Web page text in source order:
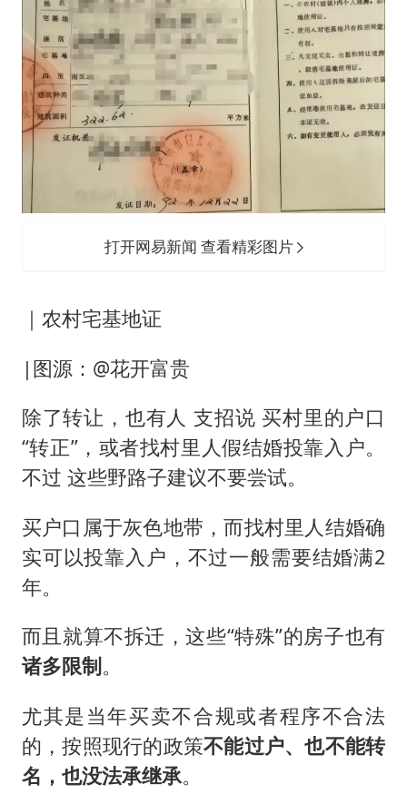
打开网易新闻 查看精彩图片
｜农村宅基地证
|图源：@花开富贵
除了转让，也有人 支招说 买村里的户口
“转正”，或者找村里人假结婚投靠入户。
不过 这些野路子建议不要尝试。
买户口属于灰色地带，而找村里人结婚确
实可以投靠入户，不过一般需要结婚满2
年。
而且就算不拆迁，这些“特殊”的房子也有
诸多限制。
尤其是当年买卖不合规或者程序不合法
的，按照现行的政策不能过户、也不能转
名，也没法承继承。